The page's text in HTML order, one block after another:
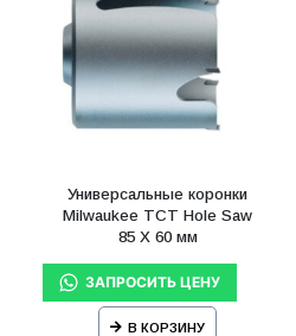
Универсальные коронки
Milwaukee TCT Hole Saw
85 X 60 мм
В КОРЗИНУ